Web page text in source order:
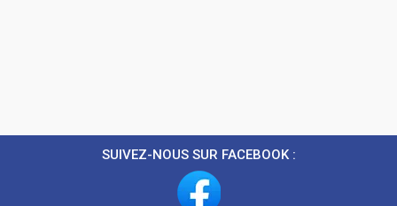
SUIVEZ-NOUS SUR FACEBOOK :